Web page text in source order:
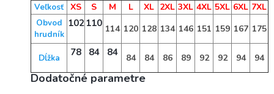
Veľkosť XS S M L XL 2XL 3XL 4XL 5XL 6XL 7XL
Obvod
hrudník
102110 114 120 128 134 146 151 159 167 175
Dĺžka 78 84 84 84 84 86 89 92 92 94 94
Dodatočné parametre